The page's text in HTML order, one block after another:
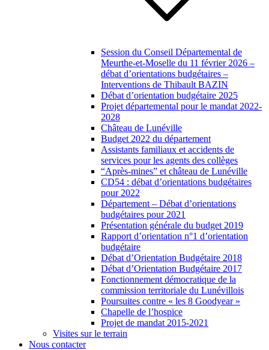
Session du Conseil Départemental de
Meurthe-et-Moselle du 11 février 2026 –
débat d’orientations budgétaires –
Interventions de Thibault BAZIN
Débat d’orientation budgétaire 2025
Projet départemental pour le mandat 2022-
2028
Château de Lunéville
Budget 2022 du département
Assistants familiaux et accidents de
services pour les agents des collèges
“Après-mines” et château de Lunéville
CD54 : débat d’orientations budgétaires
pour 2022
Département – Débat d’orientations
budgétaires pour 2021
Présentation générale du budget 2019
Rapport d’orientation n°1 d’orientation
budgétaire
Débat d’Orientation Budgétaire 2018
Débat d’Orientation Budgétaire 2017
Fonctionnement démocratique de la
commission territoriale du Lunévillois
Poursuites contre « les 8 Goodyear »
Chapelle de l’hospice
Projet de mandat 2015-2021
Visites sur le terrain
Nous contacter